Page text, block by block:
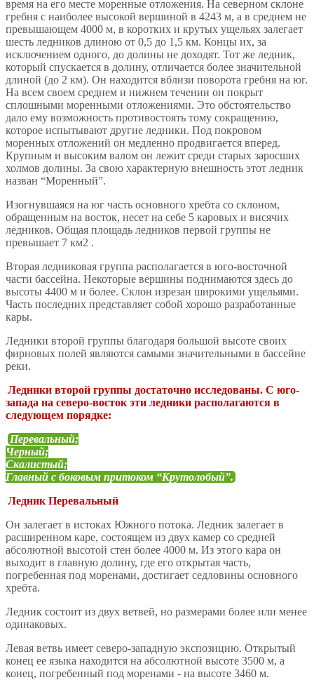
время на его месте моренные отложения. На северном склоне
гребня с наиболее высокой вершиной в 4243 м, а в среднем не
превышающем 4000 м, в коротких и крутых ущельях залегает
шесть ледников длиною от 0,5 до 1,5 км. Концы их, за
исключением одного, до долины не доходят. Тот же ледник,
который спускается в долину, отличается более значительной
длиной (до 2 км). Он находится вблизи поворота гребня на юг.
На всем своем среднем и нижнем течении он покрыт
сплошными моренными отложениями. Это обстоятельство
дало ему возможность противостоять тому сокращению,
которое испытывают другие ледники. Под покровом
моренных отложений он медленно продвигается вперед.
Крупным и высоким валом он лежит среди старых заросших
холмов долины. За свою характерную внешность этот ледник
назван “Моренный”.
Изогнувшаяся на юг часть основного хребта со склоном,
обращенным на восток, несет на себе 5 каровых и висячих
ледников. Общая площадь ледников первой группы не
превышает 7 км2 .
Вторая ледниковая группа располагается в юго-восточной
части бассейна. Некоторые вершины поднимаются здесь до
высоты 4400 м и более. Склон изрезан широкими ущельями.
Часть последних представляет собой хорошо разработанные
кары.
Ледники второй группы благодаря большой высоте своих
фирновых полей являются самыми значительными в бассейне
реки.
Ледники второй группы достаточно исследованы. С юго-
запада на северо-восток эти ледники располагаются в
следующем порядке:
Перевальный;
Черный;
Скалистый;
Главный с боковым притоком “Крутолобый”.
Ледник Перевальный
Он залегает в истоках Южного потока. Ледник залегает в
расширенном каре, состоящем из двух камер со средней
абсолютной высотой стен более 4000 м. Из этого кара он
выходит в главную долину, где его открытая часть,
погребенная под моренами, достигает седловины основного
хребта.
Ледник состоит из двух ветвей, но размерами более или менее
одинаковых.
Левая ветвь имеет северо-западную экспозицию. Открытый
конец ее языка находится на абсолютной высоте 3500 м, а
конец, погребенный под моренами - на высоте 3460 м.